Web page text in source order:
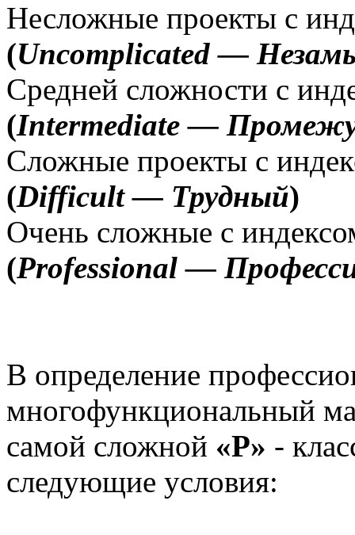
Несложные проекты
(Uncomplicated —
Средней сложности
(Intermediate —
Сложные проекты с
(Difficult — Трудный)
Очень сложные с
(Professional —
В определение
многофункциональный
самой сложной «P» -
следующие условия: